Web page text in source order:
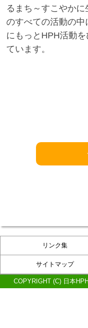
るまち～すこやか
のすべての活動の
にもっとHPH活動
ています。
リンク集
サイトマップ
COPYRIGHT (C) 日本